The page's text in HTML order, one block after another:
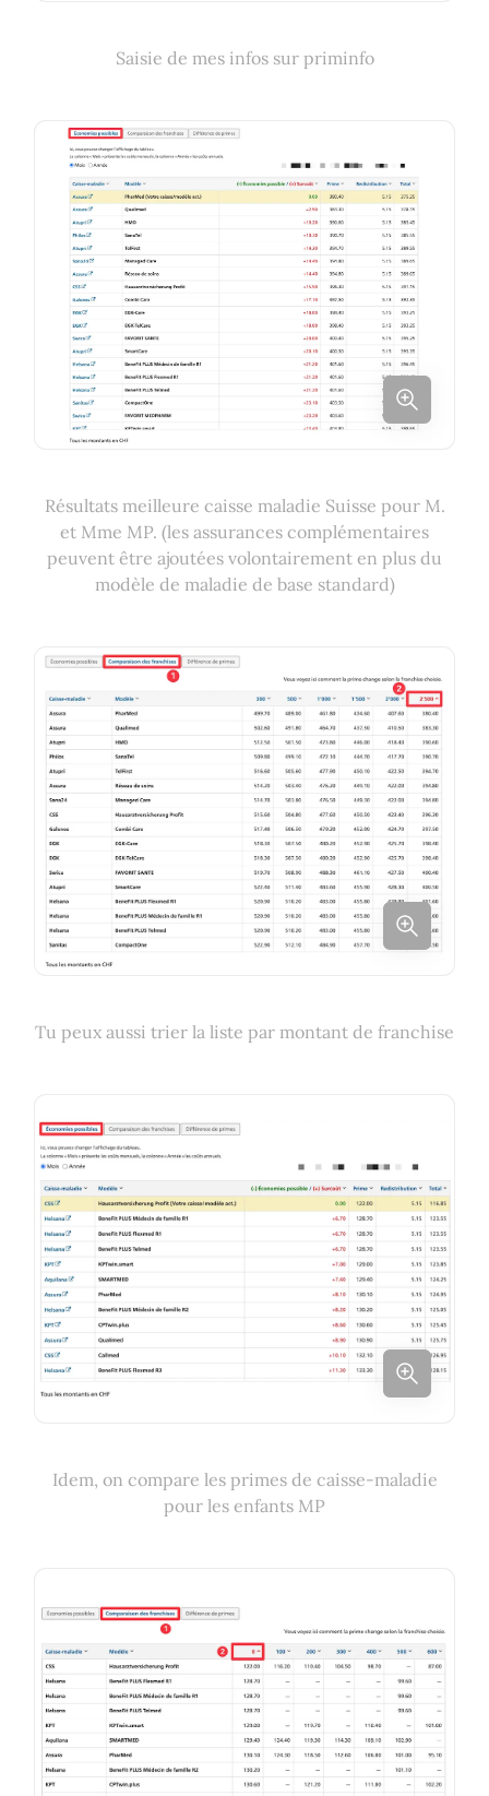
Saisie de mes infos sur priminfo
Résultats meilleure caisse maladie Suisse pour M.
et Mme MP. (les assurances complémentaires
peuvent être ajoutées volontairement en plus du
modèle de maladie de base standard)
Tu peux aussi trier la liste par montant de franchise
Idem, on compare les primes de caisse-maladie
pour les enfants MP